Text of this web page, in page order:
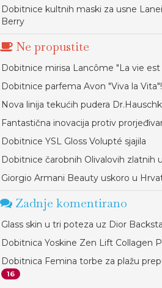
Dobitnice kultnih maski za usne
Berry
Ne propustite
Dobitnice mirisa Lancôme "La vie est
Dobitnice parfema Avon "Viva la Vita"!
Nova linija tekućih pudera
Fantastična inovacija protiv
Dobitnice YSL Gloss Volupté sjajila
Dobitnice čarobnih Olivalovih zlatnih
Giorgio Armani Beauty uskoro u
Zadnje komentirano
Glass skin u tri poteza uz Dior
Dobitnica Yoskine Zen Lift Collagen
Dobitnica Femina torbe za plažu
16